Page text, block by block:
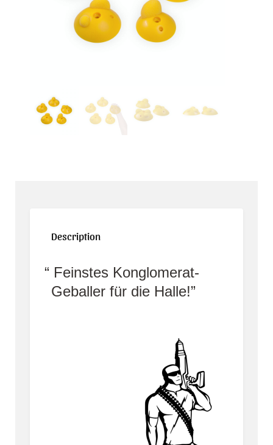
Description
Feinstes Konglomerat-
Geballer für die Halle!